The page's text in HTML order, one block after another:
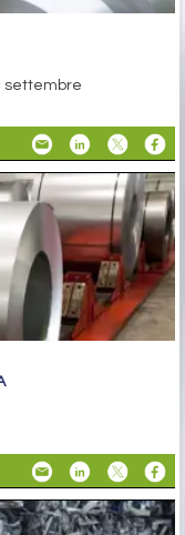
settembre